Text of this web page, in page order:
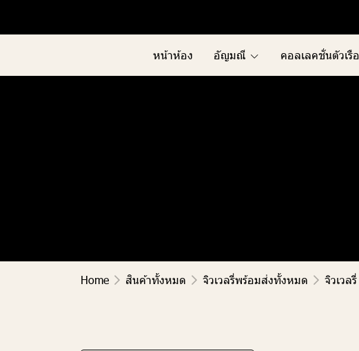
หน้าห้อง อัญมณี คอลเลคชั่นตัวเรื
Home สินค้าทั้งหมด จิวเวลรี่พร้อมส่งทั้งหมด จิวเวล